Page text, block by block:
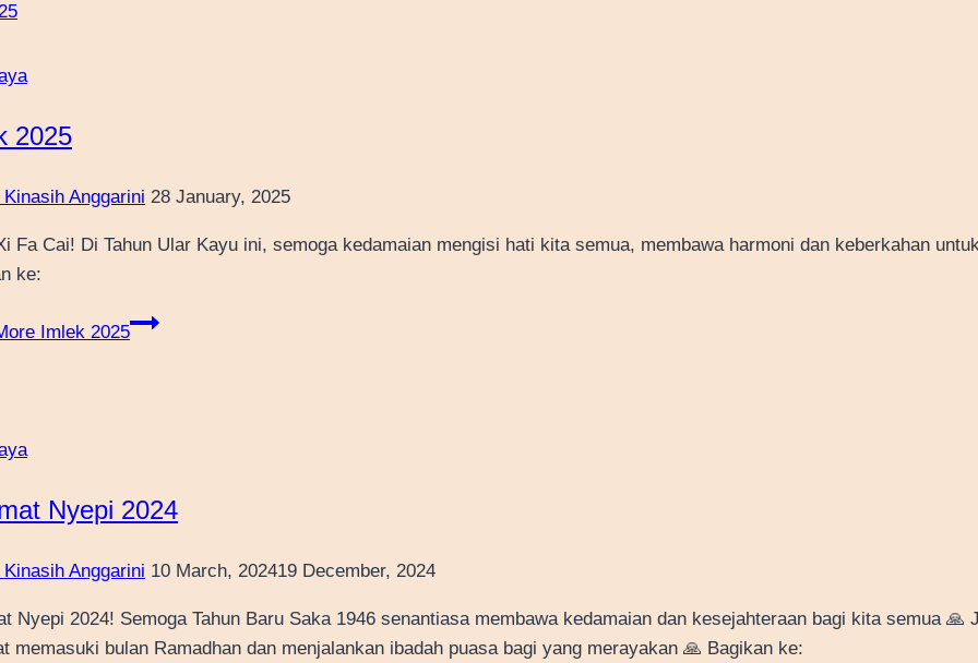
2025
Anggarini 28 January, 2025
Fa Cai! Di Tahun Ular Kayu ini, semoga kedamaian mengisi hati kita semua, membawa harmoni dan keberkahan
ke:
Imlek 2025
Nyepi 2024
Anggarini 10 March, 202419 December, 2024
Nyepi 2024! Semoga Tahun Baru Saka 1946 senantiasa membawa kedamaian dan kesejahteraan bagi kita semua 🙏
memasuki bulan Ramadhan dan menjalankan ibadah puasa bagi yang merayakan 🙏 Bagikan ke: